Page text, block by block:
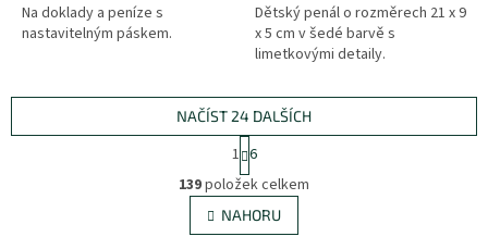
Na doklady a peníze s
nastavitelným páskem.
Dětský penál o rozměrech 21 x 9
x 5 cm v šedé barvě s
limetkovými detaily.
O
v
l
á
NAČÍST 24 DALŠÍCH
S
t
r
á
n
k
1 6
139položek celkem
NAHORU